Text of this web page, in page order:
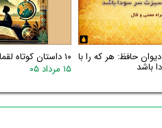
غزل شماره‌ی ۱۵۷ دیوان حافظ: هر که را با
باشد
۱۰ داستان کوتاه لقمان
۱۵ مرداد ۰۵